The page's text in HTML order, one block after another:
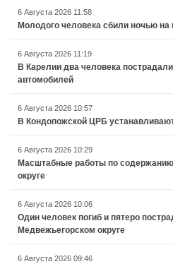
6 Августа 2026 11:58
Молодого человека сбили ночью на
6 Августа 2026 11:19
В Карелии два человека
автомобилей
6 Августа 2026 10:57
В Кондопожской ЦРБ
6 Августа 2026 10:29
Масштабные работы по
округе
6 Августа 2026 10:06
Один человек погиб и пятеро
Медвежьегорском округе
6 Августа 2026 09:46